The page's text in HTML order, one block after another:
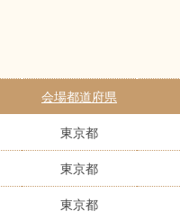
会場都道府県
東京都
東京都
東京都